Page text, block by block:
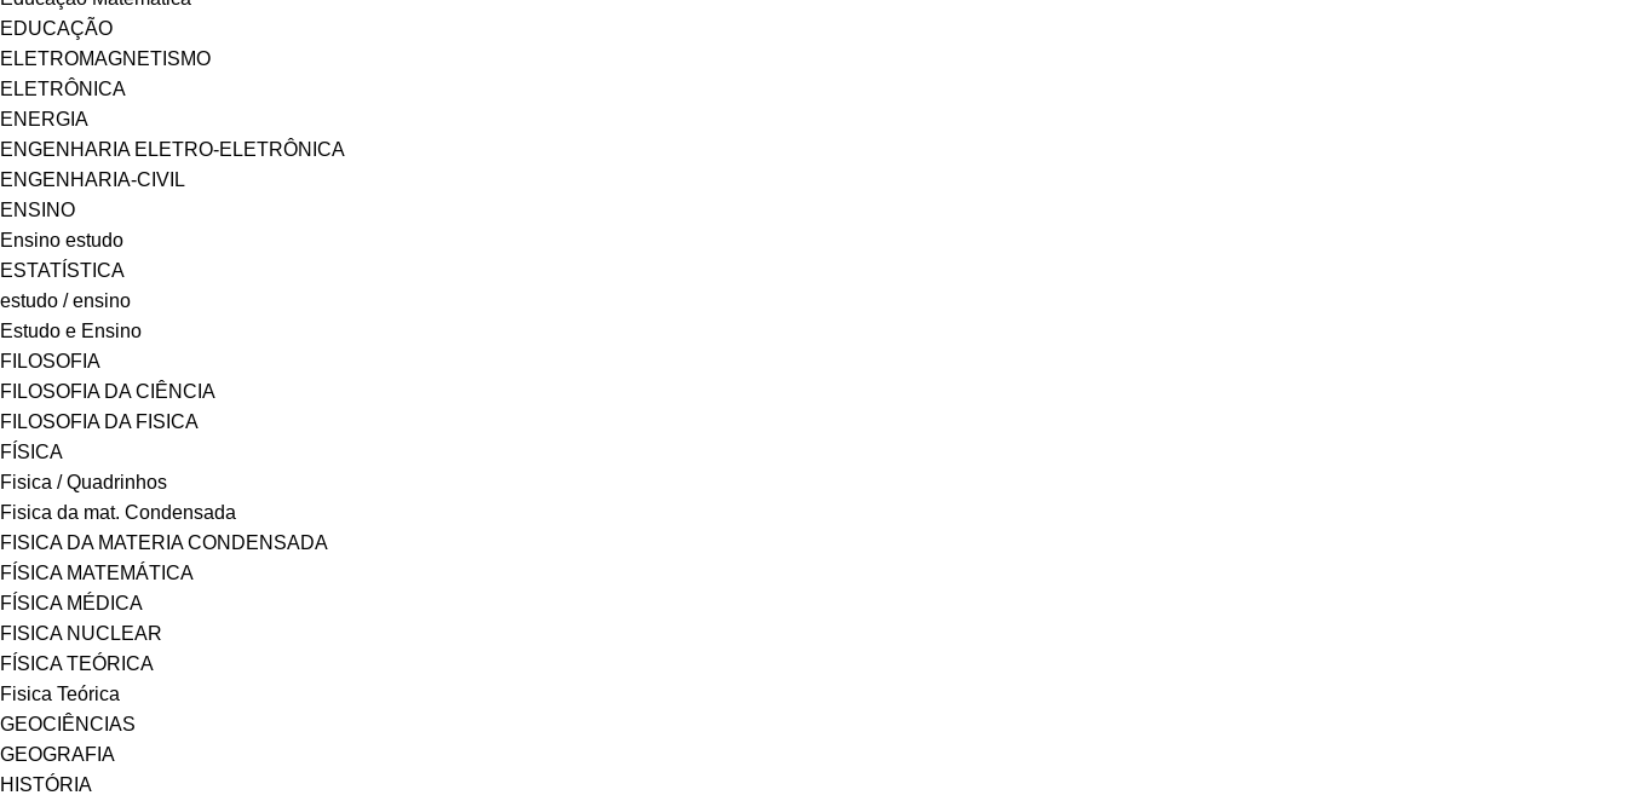
EDUCAÇÃO
ELETROMAGNETISMO
ELETRÔNICA
ENERGIA
ENGENHARIA ELETRO-ELETRÔNICA
ENGENHARIA-CIVIL
ENSINO
Ensino estudo
ESTATÍSTICA
estudo / ensino
Estudo e Ensino
FILOSOFIA
FILOSOFIA DA CIÊNCIA
FILOSOFIA DA FISICA
FÍSICA
Fisica / Quadrinhos
Fisica da mat. Condensada
FISICA DA MATERIA CONDENSADA
FÍSICA MATEMÁTICA
FÍSICA MÉDICA
FISICA NUCLEAR
FÍSICA TEÓRICA
Fisica Teórica
GEOCIÊNCIAS
GEOGRAFIA
HISTÓRIA